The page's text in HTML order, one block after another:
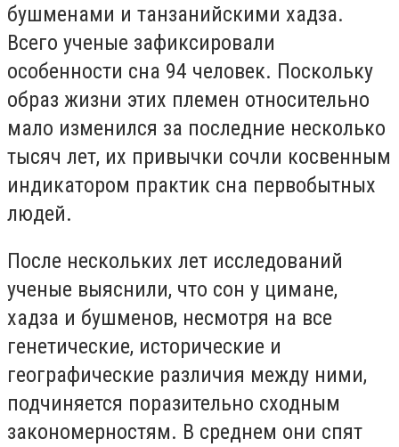
бушменами и танзанийскими хадза.
Всего ученые зафиксировали
особенности сна 94 человек. Поскольку
образ жизни этих племен относительно
мало изменился за последние несколько
тысяч лет, их привычки сочли косвенным
индикатором практик сна первобытных
людей.
После нескольких лет исследований
ученые выяснили, что сон у цимане,
хадза и бушменов, несмотря на все
генетические, исторические и
географические различия между ними,
подчиняется поразительно сходным
закономерностям. В среднем они спят